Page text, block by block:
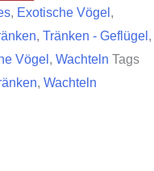
, Exotische Vögel ,
, Tränken - Geflügel ,
Vögel , Wachteln Tags
, Wachteln